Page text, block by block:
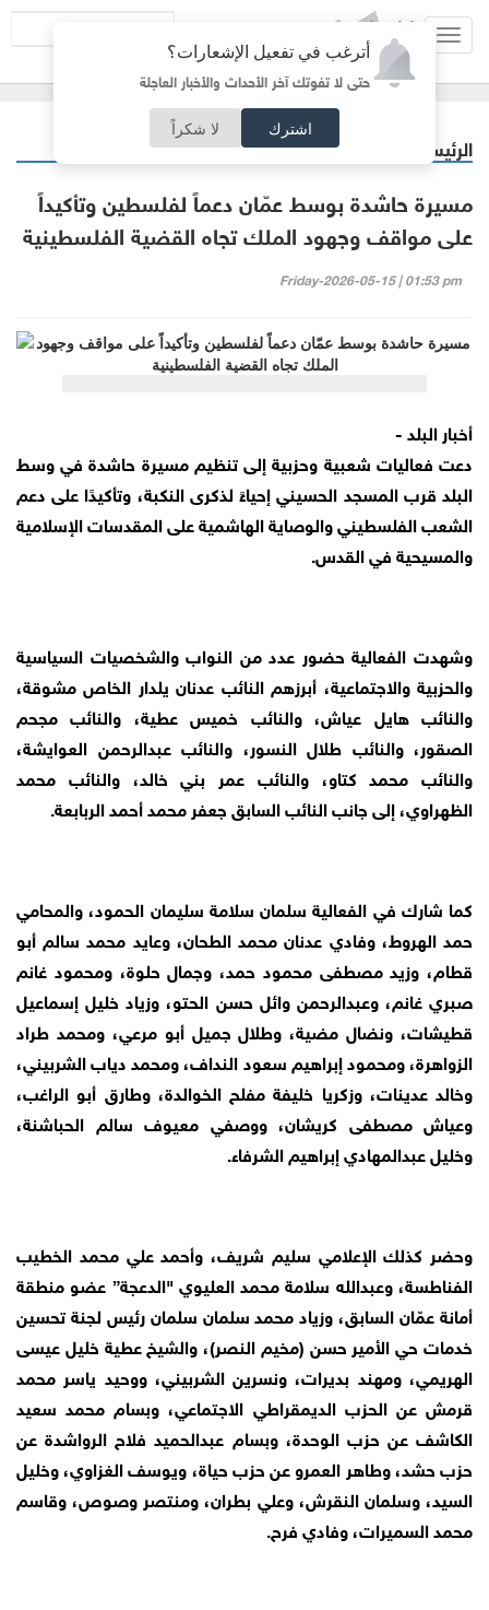
أترغب في تفعيل الإشعارات؟
حتى لا تفوتك آخر الأحداث والأخبار العاجلة
اشترك لا شكراً
الرئيسية
مسيرة حاشدة بوسط عمّان دعماً لفلسطين وتأكيداً
على مواقف وجهود الملك تجاه القضية الفلسطينية
Friday-2026-05-15 | 01:53 pm
أخبار البلد -
دعت فعاليات شعبية وحزبية إلى تنظيم مسيرة حاشدة في وسط
البلد قرب المسجد الحسيني إحياءً لذكرى النكبة، وتأكيدًا على دعم
الشعب الفلسطيني والوصاية الهاشمية على المقدسات الإسلامية
والمسيحية في القدس.
وشهدت الفعالية حضور عدد من النواب والشخصيات السياسية
والحزبية والاجتماعية، أبرزهم النائب عدنان يلدار الخاص مشوقة،
والنائب هايل عياش، والنائب خميس عطية، والنائب مجحم
الصقور، والنائب طلال النسور، والنائب عبدالرحمن العوايشة،
والنائب محمد كتاو، والنائب عمر بني خالد، والنائب محمد
الظهراوي، إلى جانب النائب السابق جعفر محمد أحمد الربابعة.
كما شارك في الفعالية سلمان سلامة سليمان الحمود، والمحامي
حمد الهروط، وفادي عدنان محمد الطحان، وعايد محمد سالم أبو
قطام، وزيد مصطفى محمود حمد، وجمال حلوة، ومحمود غانم
صبري غانم، وعبدالرحمن وائل حسن الحتو، وزياد خليل إسماعيل
قطيشات، ونضال مضية، وطلال جميل أبو مرعي، ومحمد طراد
الزواهرة، ومحمود إبراهيم سعود النداف، ومحمد دياب الشربيني،
وخالد عدينات، وزكريا خليفة مفلح الخوالدة، وطارق أبو الراغب،
وعياش مصطفى كريشان، ووصفي معيوف سالم الحباشنة،
وخليل عبدالمهادي إبراهيم الشرفاء.
وحضر كذلك الإعلامي سليم شريف، وأحمد علي محمد الخطيب
الفناطسة، وعبدالله سلامة محمد العليوي "الدعجة” عضو منطقة
أمانة عمّان السابق، وزياد محمد سلمان سلمان رئيس لجنة تحسين
خدمات حي الأمير حسن (مخيم النصر)، والشيخ عطية خليل عيسى
الهريمي، ومهند بديرات، ونسرين الشربيني، ووحيد ياسر محمد
قرمش عن الحزب الديمقراطي الاجتماعي، وبسام محمد سعيد
الكاشف عن حزب الوحدة، وبسام عبدالحميد فلاح الرواشدة عن
حزب حشد، وطاهر العمرو عن حزب حياة، ويوسف الغزاوي، وخليل
السيد، وسلمان النقرش، وعلي بطران، ومنتصر وصوص، وقاسم
محمد السميرات، وفادي فرح.